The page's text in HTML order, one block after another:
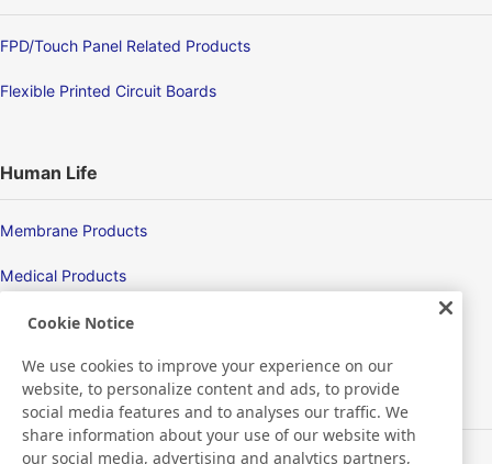
FPD/Touch Panel Related Products
Flexible Printed Circuit Boards
Human Life
Membrane Products
Medical Products
Hygiene
New Products/Technologies
Flex Sensing
Cookie Notice
We use cookies to improve your experience on our
website, to personalize content and ads, to provide
social media features and to analyses our traffic. We
share information about your use of our website with
our social media, advertising and analytics partners,